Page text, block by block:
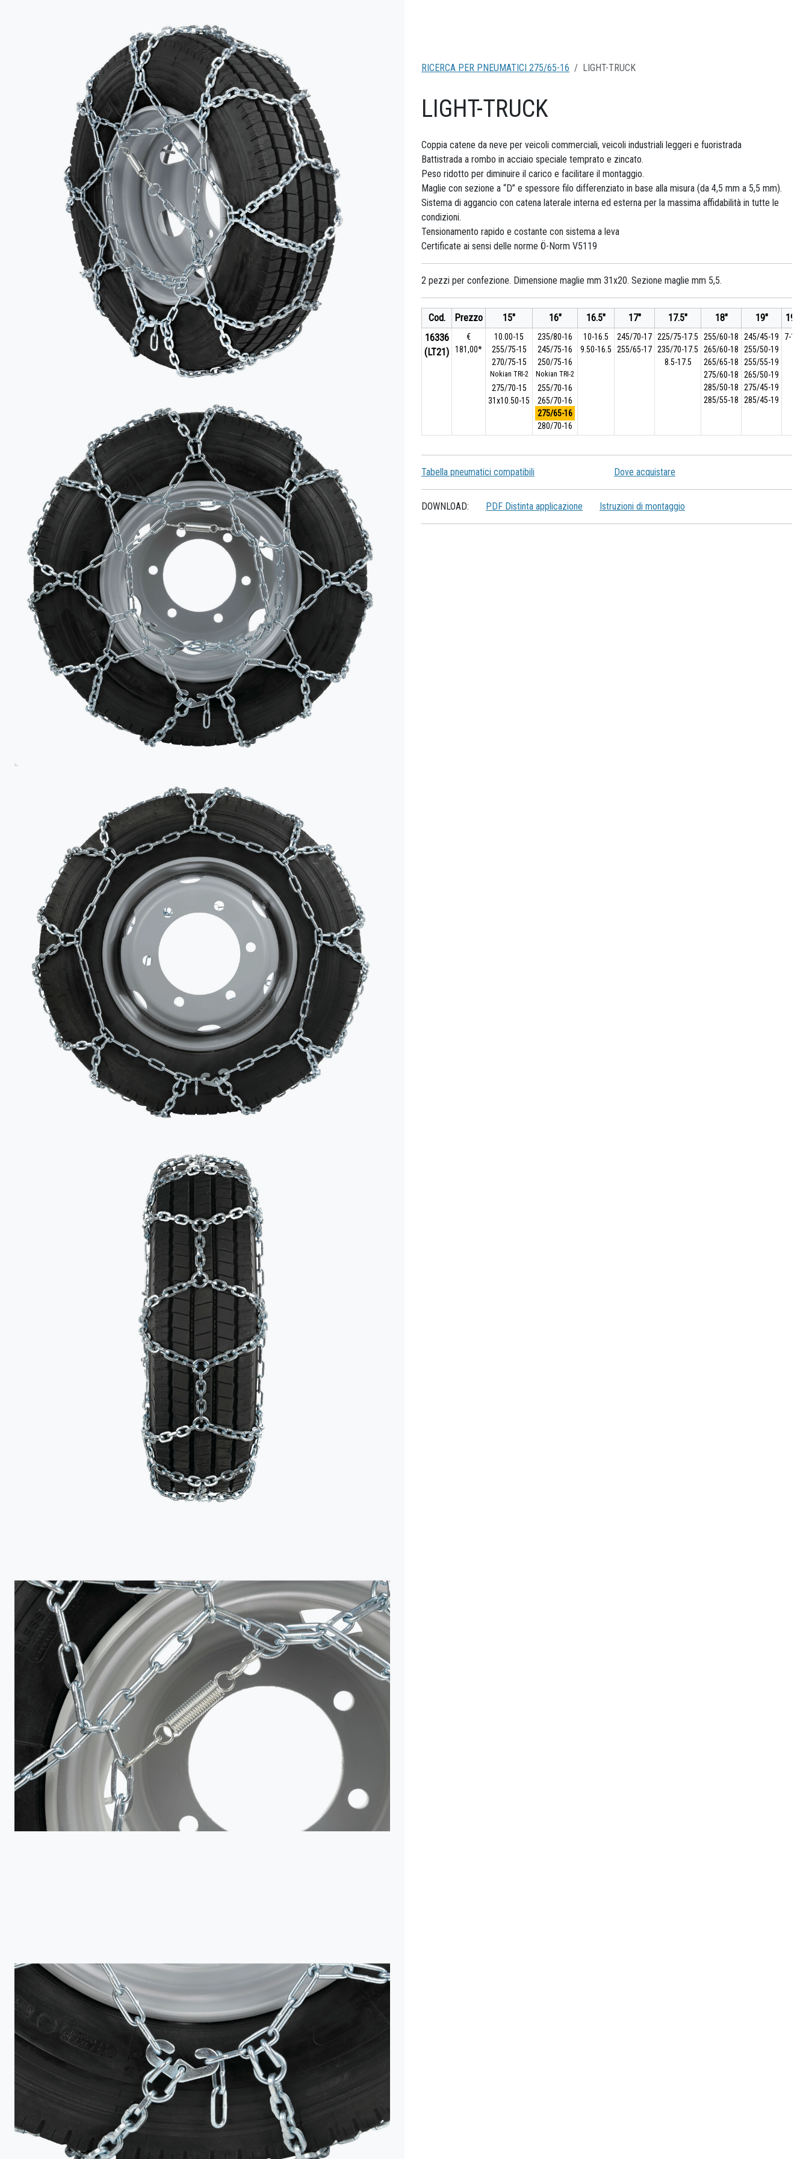
RICERCA PER PNEUMATICI 275/65-16 LIGHT-TRUCK
LIGHT-TRUCK
Coppia catene da neve per veicoli commerciali, veicoli industriali leggeri e fuoristrada
Battistrada a rombo in acciaio speciale temprato e zincato.
Peso ridotto per diminuire il carico e facilitare il montaggio.
Maglie con sezione a “D” e spessore filo differenziato in base alla misura (da 4,5 mm a 5,5 mm).
Sistema di aggancio con catena laterale interna ed esterna per la massima affidabilità in tutte le
condizioni.
Tensionamento rapido e costante con sistema a leva
Certificate ai sensi delle norme Ö-Norm V5119
2 pezzi per confezione. Dimensione maglie mm 31x20. Sezione maglie mm 5,5.
Cod. Prezzo 15" 16" 16.5" 17" 17.5" 18" 19"
19.5"
16336
(LT21)
€
181,00*
10.00-15
255/75-15
270/75-15
Nokian TRI-2
275/70-15
31x10.50-15
235/80-16
245/75-16
250/75-16
Nokian TRI-2
255/70-16
265/70-16
275/65-16
280/70-16
10-16.5
9.50-16.5
245/70-17
255/65-17
225/75-17.5
235/70-17.5
8.5-17.5
255/60-18
265/60-18
265/65-18
275/60-18
285/50-18
285/55-18
245/45-19
255/50-19
255/55-19
265/50-19
275/45-19
285/45-19
7-19.5
Tabella pneumatici compatibili Dove acquistare
DOWNLOAD: PDF Distinta applicazione Istruzioni di montaggio